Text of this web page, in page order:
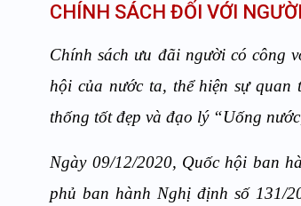
CHÍNH SÁCH ĐỐI VỚI
Chính sách ưu đãi người có công
hội của nước ta, thể hiện sự
thống tốt đẹp và đạo lý “Uống
Ngày 09/12/2020, Quốc hội ban
phủ ban hành Nghị định số 131/